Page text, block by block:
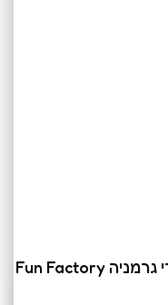
ויברטור פרימיום תוצרת פאן פקטורי גרמניה Fun Factory